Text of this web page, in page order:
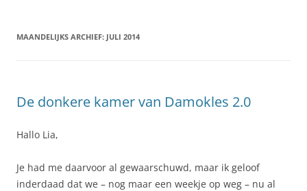
MAANDELIJKS ARCHIEF: JULI 2014
De donkere kamer van Damokles 2.0
Hallo Lia,
Je had me daarvoor al gewaarschuwd, maar ik geloof
inderdaad dat we – nog maar een weekje op weg – nu al